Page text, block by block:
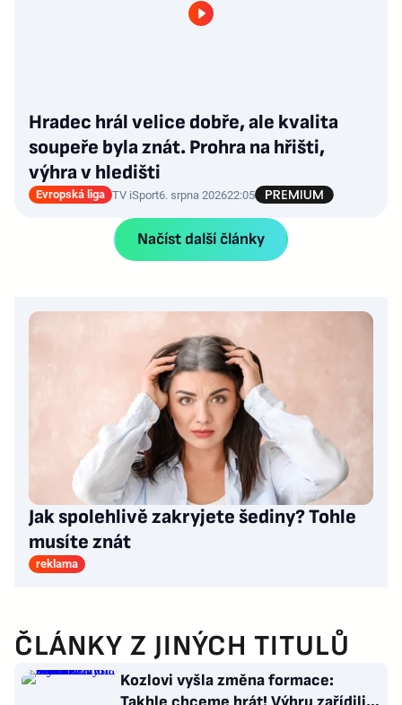
Hradec hrál velice dobře, ale kvalita
soupeře byla znát. Prohra na hřišti,
výhra v hledišti
Evropská liga TV iSport6. srpna 202622:05
Načíst další články
Jak spolehlivě zakryjete šediny? Tohle
musíte znát
reklama
ČLÁNKY Z JINÝCH TITULŮ
Kozlovi vyšla změna formace: